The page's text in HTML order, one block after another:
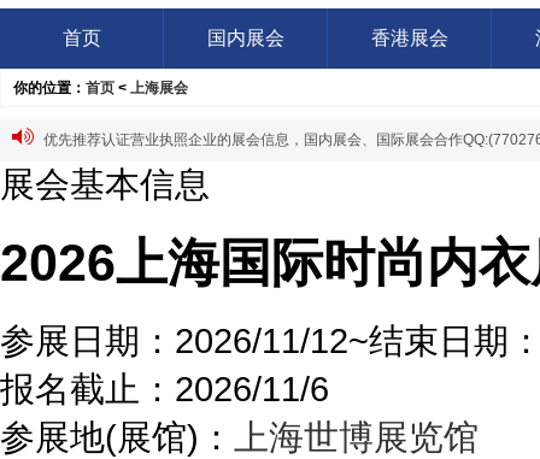
首页 国内展会 香港展会
你的位置： 首页 < 上海展会
优先推荐认证营业执照企业的展会信息，国内展会、国际展会合作
展会基本信息
2026上海国际时尚内
参展日期： 2026/11/12~结束日期
报名截止： 2026/11/6
参展地(展馆)：
上海世博展览馆